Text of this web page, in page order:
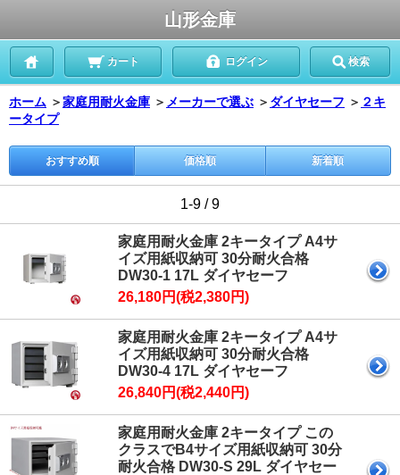
山形金庫
カート ログイン 検索
ホーム ＞家庭用耐火金庫 ＞ メーカーで選ぶ ＞ ダイヤセーフ ＞ ２キ
ータイプ
おすすめ順 価格順 新着順
1-9 / 9
家庭用耐火金庫 2キータイプ A4サ
イズ用紙収納可 30分耐火合格
DW30-1 17L ダイヤセーフ
26,180円(税2,380円)
家庭用耐火金庫 2キータイプ A4サ
イズ用紙収納可 30分耐火合格
DW30-4 17L ダイヤセーフ
26,840円(税2,440円)
家庭用耐火金庫 2キータイプ この
クラスでB4サイズ用紙収納可 30分
耐火合格 DW30-S 29L ダイヤセー